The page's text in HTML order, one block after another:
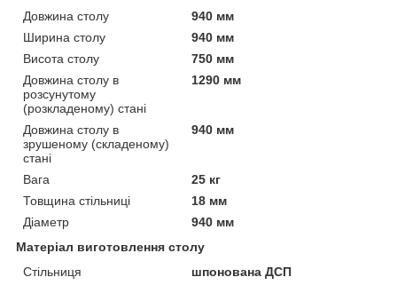
Довжина столу
940 мм
Ширина столу
940 мм
Висота столу
750 мм
Довжина столу в
розсунутому
(розкладеному) стані
1290 мм
Довжина столу в
зрушеному (складеному)
стані
940 мм
Вага
25 кг
Товщина стільниці
18 мм
Діаметр
940 мм
Матеріал виготовлення столу
Стільниця
шпонована ДСП